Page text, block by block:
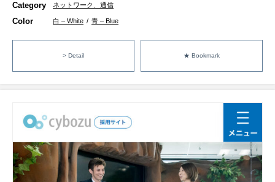
Category ネットワーク、通信
Color 白 – White / 青 – Blue
> Detail ★ Bookmark